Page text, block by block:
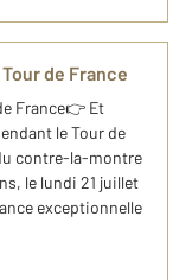
de France
France👉 Et
le Tour de
contre-la-montre
le lundi 21 juillet
exceptionnelle